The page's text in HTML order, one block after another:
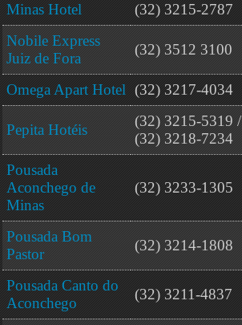
Minas Hotel
(32) 3215-2787
Nobile Express
Juiz de Fora
(32) 3512 3100
Omega Apart Hotel (32) 3217-4034
Pepita Hotéis
(32) 3215-5319 /
(32) 3218-7234
Pousada
Aconchego de
Minas
(32) 3233-1305
Pousada Bom
Pastor
(32) 3214-1808
Pousada Canto do
Aconchego
(32) 3211-4837